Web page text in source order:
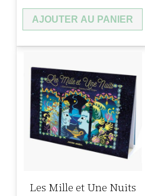
AJOUTER AU PANIER
Les Mille et Une Nuits